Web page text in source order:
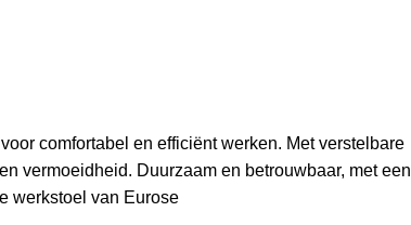
comfortabel en efficiënt werken. Met verstelbare
vermoeidheid. Duurzaam en betrouwbaar, met een
werkstoel van Eurose